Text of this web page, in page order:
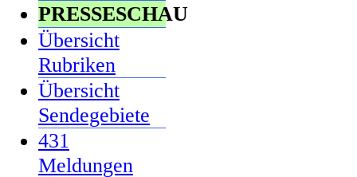
PRESSESCHAU
Übersicht
Rubriken
Übersicht
Sendegebiete
431
Meldungen